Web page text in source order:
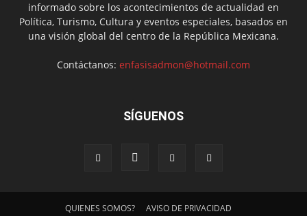
informado sobre los acontecimientos de actualidad en
Política, Turismo, Cultura y eventos especiales, basados en
una visión global del centro de la República Mexicana.
Contáctanos: enfasisadmon@hotmail.com
SÍGUENOS
QUIENES SOMOS? AVISO DE PRIVACIDAD